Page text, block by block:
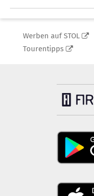
Werben auf STOL
Tourentipps